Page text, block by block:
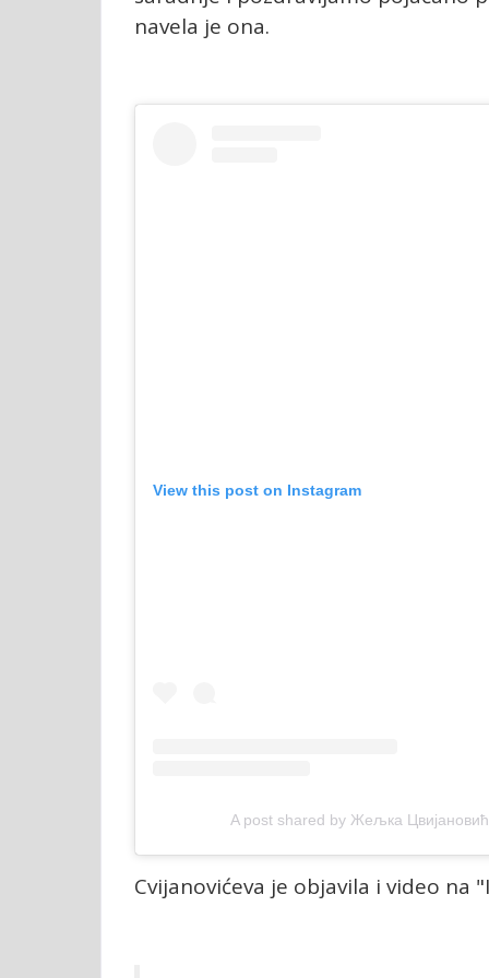
navela je ona.
View this post on Instagram
A post shared by Жељка
Cvijanovićeva je objavila i video na